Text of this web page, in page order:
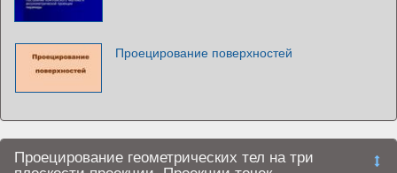
Проецирование поверхностей
Проецирование геометрических тел на три